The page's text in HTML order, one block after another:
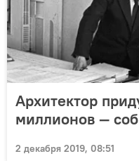
Архитектор
миллионов —
2 декабря 2019, 08:51